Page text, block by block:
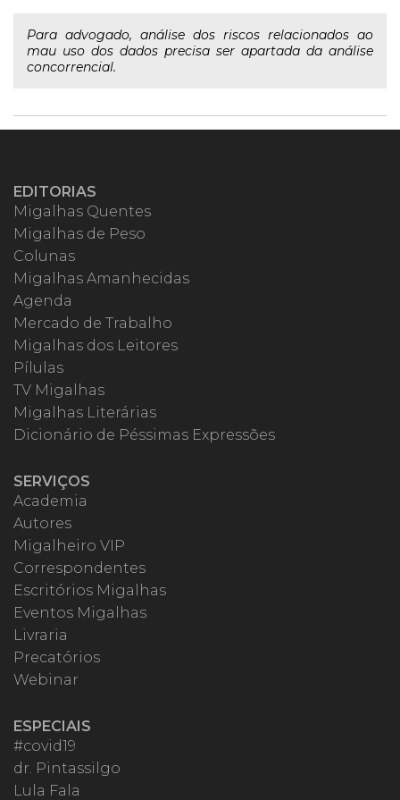
Para advogado, análise dos riscos relacionados ao
mau uso dos dados precisa ser apartada da análise
concorrencial.
EDITORIAS
Migalhas Quentes
Migalhas de Peso
Colunas
Migalhas Amanhecidas
Agenda
Mercado de Trabalho
Migalhas dos Leitores
Pílulas
TV Migalhas
Migalhas Literárias
Dicionário de Péssimas Expressões
SERVIÇOS
Academia
Autores
Migalheiro VIP
Correspondentes
Escritórios Migalhas
Eventos Migalhas
Livraria
Precatórios
Webinar
ESPECIAIS
#covid19
dr. Pintassilgo
Lula Fala